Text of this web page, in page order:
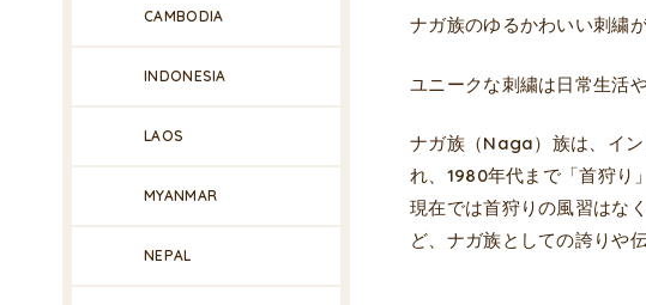
ナガ族のゆるかわいい刺繍
ユニークな刺繍は日常生活
ナガ族（Naga）族は、イ
れ、1980年代まで「首狩り
現在では首狩りの風習はな
ど、ナガ族としての誇りや
CAMBODIA
INDONESIA
LAOS
MYANMAR
NEPAL